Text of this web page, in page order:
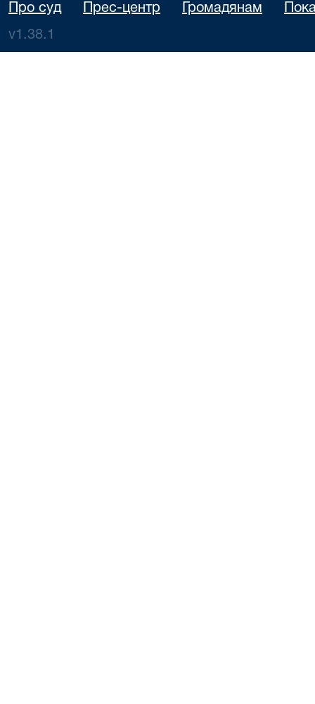
Про суд Прес-центр Громадянам
v1.38.1